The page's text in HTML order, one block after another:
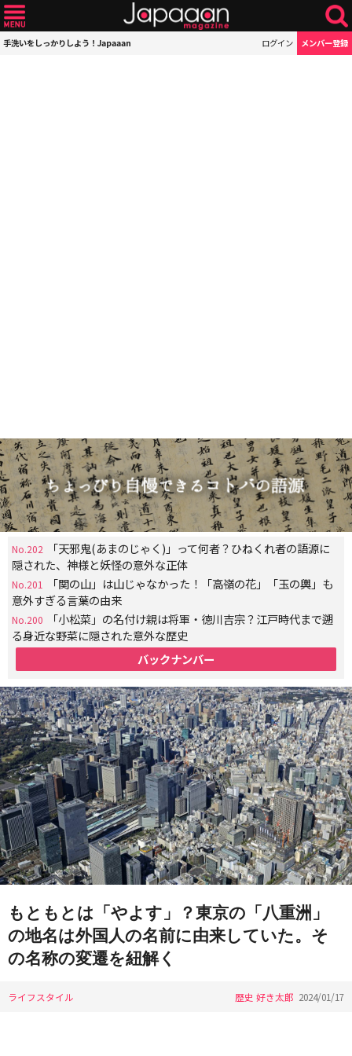
手洗いをしっかりしよう！Japaaan ログイン メンバー登録
No.202
「天邪鬼(あまのじゃく)」って何者？ひねくれ者の語源に
隠された、神様と妖怪の意外な正体
No.201
「関の山」は山じゃなかった！「高嶺の花」「玉の輿」も
意外すぎる言葉の由来
No.200
「小松菜」の名付け親は将軍・徳川吉宗？江戸時代まで遡
る身近な野菜に隠された意外な歴史
バックナンバー
もともとは「やよす」？東京の「八重洲」
の地名は外国人の名前に由来していた。そ
の名称の変遷を紐解く
ライフスタイル 歴史 好き太郎 2024/01/17